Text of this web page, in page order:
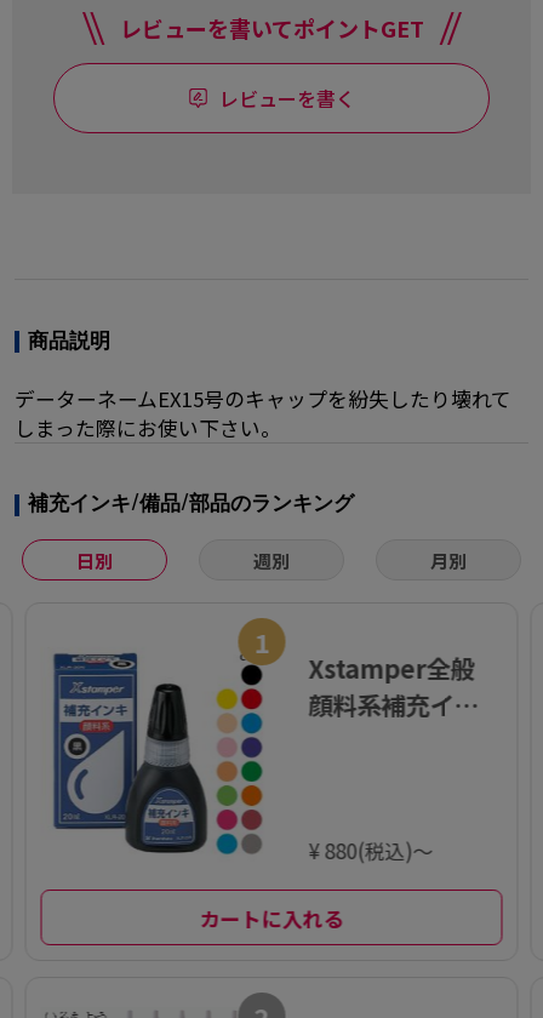
レビューを書いてポイントGET
レビューを書く
商品説明
データーネームEX15号のキャップを紛失したり壊れて
しまった際にお使い下さい。
補充インキ/備品/部品のランキング
日別 週別 月別
1
Xstamper全般
顔料系補充イン
¥ 880(税込)～
カートに入れる